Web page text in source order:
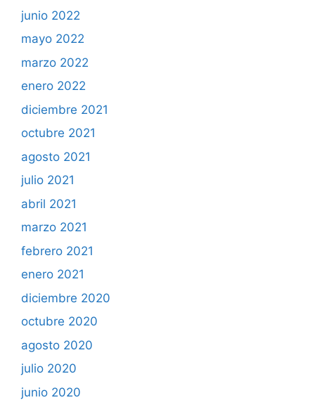
junio 2022
mayo 2022
marzo 2022
enero 2022
diciembre 2021
octubre 2021
agosto 2021
julio 2021
abril 2021
marzo 2021
febrero 2021
enero 2021
diciembre 2020
octubre 2020
agosto 2020
julio 2020
junio 2020